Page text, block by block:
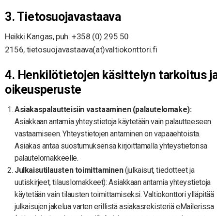
3. Tietosuojavastaava
Heikki Kangas, puh. +358 (0) 295 50
2156, tietosuojavastaava(at)valtiokonttori.fi
4. Henkilötietojen käsittelyn tarkoitus
oikeusperuste
Asiakaspalautteisiin vastaaminen (palautelomake):
Asiakkaan antamia yhteystietoja käytetään vain palautteeseen
vastaamiseen. Yhteystietojen antaminen on vapaaehtoista.
Asiakas antaa suostumuksensa kirjoittamalla yhteystietonsa
palautelomakkeelle.
Julkaisutilausten toimittaminen(julkaisut, tiedotteet ja
uutiskirjeet, tilauslomakkeet): Asiakkaan antamia yhteystietoja
käytetään vain tilausten toimittamiseksi. Valtiokonttori ylläpitää
julkaisujen jakelua varten erillistä asiakasrekisteriä eMailerissa